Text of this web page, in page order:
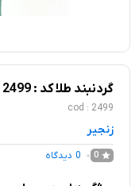
گردنبند طلا کد : 2499
cod : 2499
زنجیر
0
0 دیدگاه